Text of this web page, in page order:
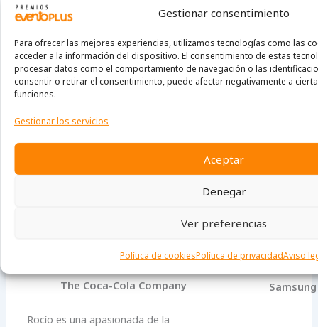
Gestionar consentimiento
Para ofrecer las mejores experiencias, utilizamos tecnologías como las
acceder a la información del dispositivo. El consentimiento de estas
procesar datos como el comportamiento de navegación o las
consentir o retirar el consentimiento, puede afectar negativamente a
funciones.
Gestionar los servicios
Aceptar
Denegar
Ver preferencias
Política de cookiesPolítica de privacidadAviso
Europe Consumer Connections
The Coca-Cola Company
Rocío es una apasionada de la